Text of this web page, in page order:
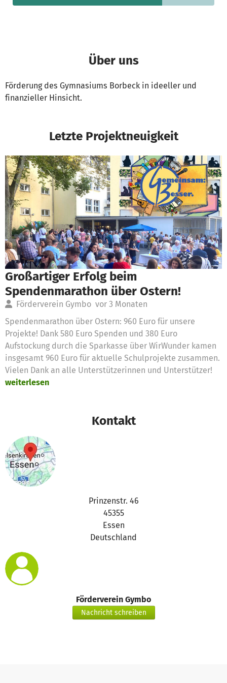
Über uns
Förderung des Gymnasiums Borbeck in ideeller und
finanzieller Hinsicht.
Letzte Projektneuigkeit
Großartiger Erfolg beim
Spendenmarathon über Ostern!
Förderverein Gymbo vor 3 Monaten
Spendenmarathon über Ostern: 960 Euro für unsere
Projekte! Dank 580 Euro Spenden und 380 Euro
Aufstockung durch die Sparkasse über WirWunder kamen
insgesamt 960 Euro für aktuelle Schulprojekte zusammen.
Vielen Dank an alle Unterstützerinnen und Unterstützer!
weiterlesen
Kontakt
Prinzenstr. 46
45355
Essen
Deutschland
Förderverein Gymbo
Nachricht schreiben